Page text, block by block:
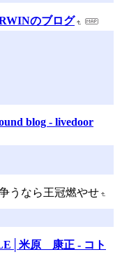
のブログ
blog - livedoor
うなら王冠燃やせ
米原 康正 - コト